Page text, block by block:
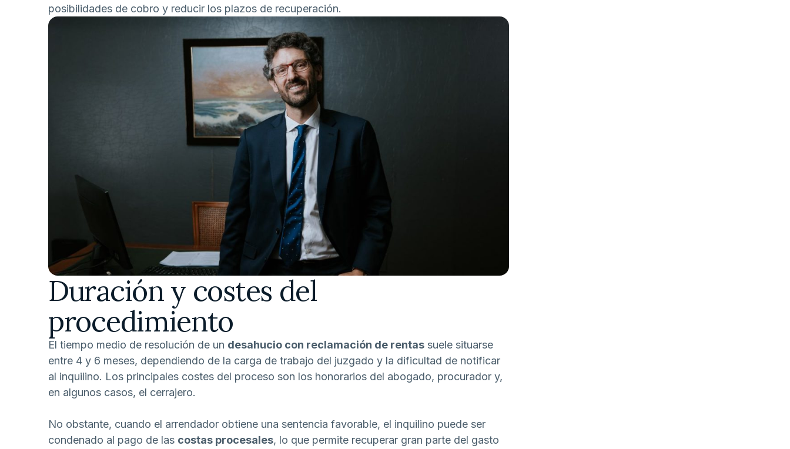
posibilidades de cobro y reducir los plazos de recuperación.
Duración y costes del
procedimiento
El tiempo medio de resolución de un desahucio con reclamación de rentas suele situarse
entre 4 y 6 meses, dependiendo de la carga de trabajo del juzgado y la dificultad de notificar
al inquilino. Los principales costes del proceso son los honorarios del abogado, procurador y,
en algunos casos, el cerrajero.
No obstante, cuando el arrendador obtiene una sentencia favorable, el inquilino puede ser
condenado al pago de las costas procesales, lo que permite recuperar gran parte del gasto